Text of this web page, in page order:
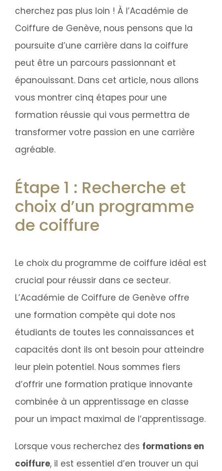
cherchez pas plus loin ! À l’Académie de
Coiffure de Genève, nous pensons que la
poursuite d’une carrière dans la coiffure
peut être un parcours passionnant et
épanouissant. Dans cet article, nous allons
vous montrer cinq étapes pour une
formation réussie qui vous permettra de
transformer votre passion en une carrière
agréable.
Étape 1 : Recherche et
choix d’un programme
de coiffure
Le choix du programme de coiffure idéal est
crucial pour réussir dans ce secteur.
L’Académie de Coiffure de Genève offre
une formation compète qui dote nos
étudiants de toutes les connaissances et
capacités dont ils ont besoin pour atteindre
leur plein potentiel. Nous sommes fiers
d’offrir une formation pratique innovante
combinée à un apprentissage en classe
pour un impact maximal de l’apprentissage.
Lorsque vous recherchez des formations en
coiffure, il est essentiel d’en trouver un qui